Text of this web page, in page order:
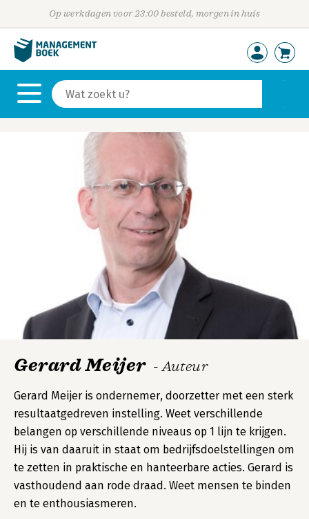
Op werkdagen voor 23:00 besteld, morgen in huis
Gerard Meijer - Auteur
Gerard Meijer is ondernemer, doorzetter met een sterk
resultaatgedreven instelling. Weet verschillende
belangen op verschillende niveaus op 1 lijn te krijgen.
Hij is van daaruit in staat om bedrijfsdoelstellingen om
te zetten in praktische en hanteerbare acties. Gerard is
vasthoudend aan rode draad. Weet mensen te binden
en te enthousiasmeren.